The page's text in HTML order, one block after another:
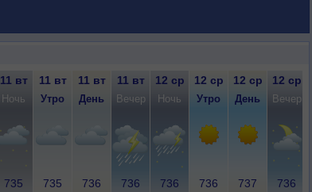
11 вт 11 вт 11 вт 11 вт 12 ср 12 ср 12 ср 12 ср
Ночь Утро День Вечер Ночь Утро День Вечер
735 735 736 736 736 736 737 736